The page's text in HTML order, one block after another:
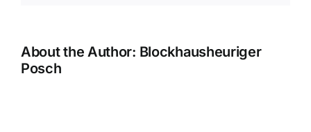
About the Author: Blockhausheuriger
Posch